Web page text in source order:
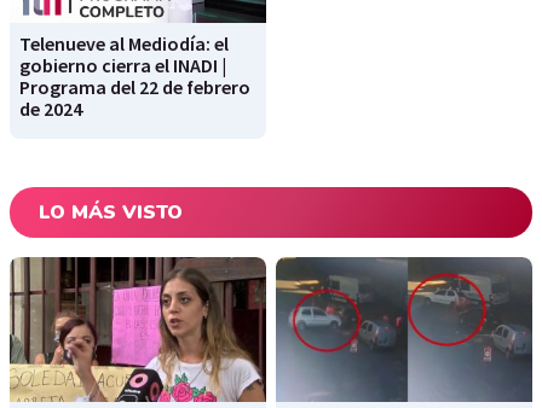
Telenueve al Mediodía: el
gobierno cierra el INADI |
Programa del 22 de febrero
de 2024
LO MÁS VISTO